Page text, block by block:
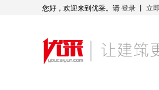
您好，欢迎来到优采。请登录 丨 立